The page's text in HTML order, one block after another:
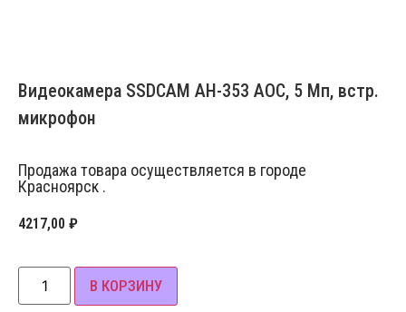
Видеокамера SSDCAM AH-353 AOC, 5 Мп, встр.
микрофон
Продажа товара осуществляется в городе
Красноярск .
4217,00 ₽
В КОРЗИНУ